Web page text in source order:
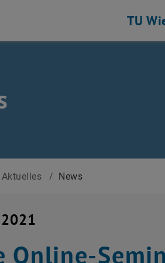
TU
Aktuelles / News
Online-